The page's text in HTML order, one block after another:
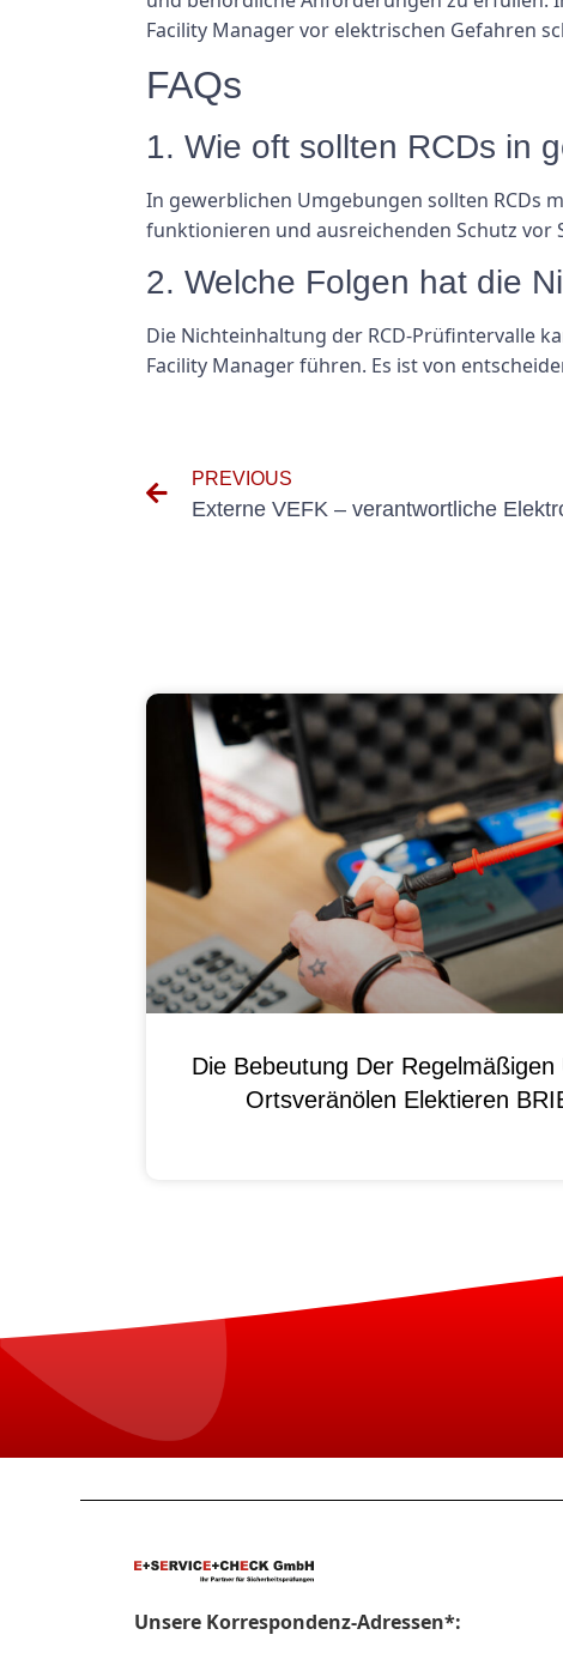
Facility Manager vor elektrischen Gefahren
FAQs
1. Wie oft sollten RCDs in
In gewerblichen Umgebungen sollten RCDs
funktionieren und ausreichenden Schutz vor
2. Welche Folgen hat die
Die Nichteinhaltung der RCD-Prüfintervalle
Facility Manager führen. Es ist von
PREVIOUS
Die Bebeutung Der Regelmäßigen
Ortsveränölen Elektieren
Unsere Korrespondenz-Adressen*: